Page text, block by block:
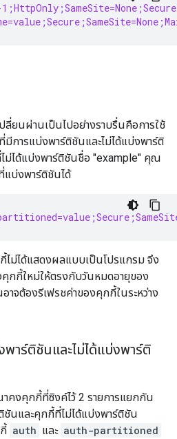
ลี่ยนผ่านเป็นไปอย่างราบรื่นคือการใช้
การแบ่งพาร์ติชันและไม่ได้แบ่งพาร์ติ
ม่ได้แบ่งพาร์ติชันชื่อ "example" คุณ
แบ่งพาร์ติชันได้
ไม่ได้แสดงผลแบบเป็นโปรแกรม จึง
กกี้ใหม่ให้ตรงกับวันหมดอายุของ
จต้องรีเฟรชค่าของคุกกี้ในระหว่าง
าร์ติชันและไม่ได้แบ่งพาร์ติ
คงคุกกี้ที่ซิงค์ไว้ 2 รายการแยกกัน
นและคุกกี้ที่ไม่ได้แบ่งพาร์ติชัน
auth และ auth-partitioned